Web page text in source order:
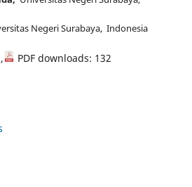
Negeri Surabaya, Indonesia
PDF downloads: 132